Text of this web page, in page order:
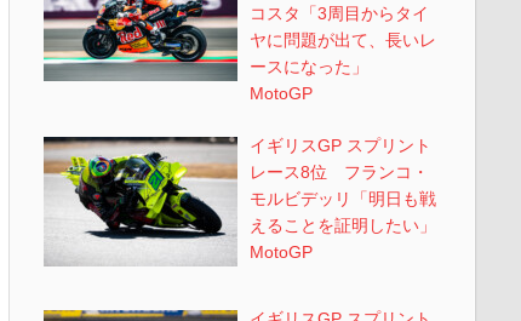
コスタ「3周目からタイ
ヤに問題が出て、長いレ
ースになった」
MotoGP
イギリスGP スプリント
レース8位 フランコ・
モルビデッリ「明日も戦
えることを証明したい」
MotoGP